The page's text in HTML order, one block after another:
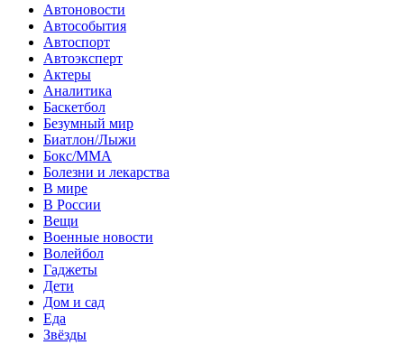
Автоновости
Автособытия
Автоспорт
Автоэксперт
Актеры
Аналитика
Баскетбол
Безумный мир
Биатлон/Лыжи
Бокс/MMA
Болезни и лекарства
В мире
В России
Вещи
Военные новости
Волейбол
Гаджеты
Дети
Дом и сад
Еда
Звёзды